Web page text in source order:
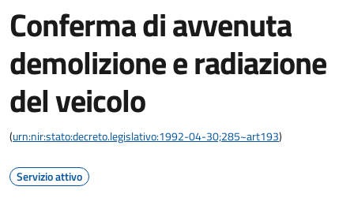
Conferma di avvenuta
demolizione e radiazione
del veicolo
(urn:nir:stato:decreto.legislativo:1992-04-30;285~art193)
Servizio attivo